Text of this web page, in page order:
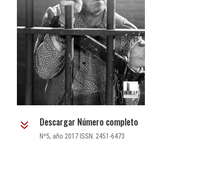
7 Descargar Número completo
Nº5, año 2017 ISSN: 2451-6473